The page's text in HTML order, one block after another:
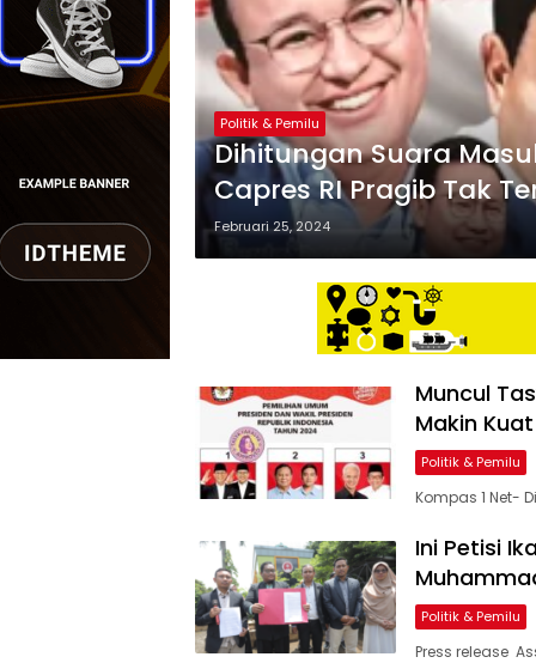
Politik & Pemilu
Dihitungan Suara
Capres RI Pragib Tak
Februari 25, 2024
Muncul
Makin
Politik & Pemilu
Kompas 1 Net-
Ini Petisi
Politik & Pemilu
Press release